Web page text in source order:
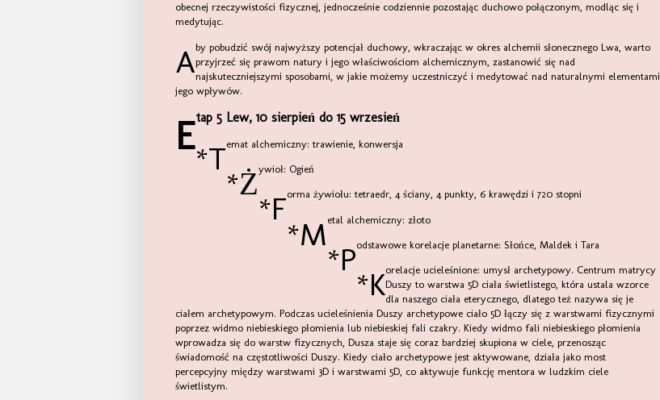
obecnej rzeczywistości fizycznej, jednocześnie codziennie pozostając duchowo połączonym, modląc się i
medytując.
Aby pobudzić swój najwyższy potencjał duchowy, wkraczając w okres alchemii słonecznego Lwa, wartoprzyjrzeć się prawom natury i jego właściwościom alchemicznym, zastanowić się nad
najskuteczniejszymi sposobami, w jakie możemy uczestniczyć i medytować nad naturalnymi elementami
jego wpływów.
Etap 5 Lew, 10 sierpień do 15 wrzesień
*Temat alchemiczny: trawienie, konwersja
*Żywioł: Ogień
*Forma żywiołu: tetraedr, 4 ściany, 4 punkty, 6 krawędzi i 720 stopni
*Metal alchemiczny: złoto
*Podstawowe korelacje planetarne: Słońce, Maldek i Tara
*Korelacje ucieleśnione: umysł archetypowy. Centrum matrycyDuszy to warstwa 5D ciała świetlistego, która ustala wzorce
dla naszego ciała eterycznego, dlatego też nazywa się je
ciałem archetypowym. Podczas ucieleśnienia Duszy archetypowe ciało 5D łączy się z warstwami fizycznymi
poprzez widmo niebieskiego płomienia lub niebieskiej fali czakry. Kiedy widmo fali niebieskiego płomienia
wprowadza się do warstw fizycznych, Dusza staje się coraz bardziej skupiona w ciele, przenosząc
świadomość na częstotliwości Duszy. Kiedy ciało archetypowe jest aktywowane, działa jako most
percepcyjny między warstwami 3D i warstwami 5D, co aktywuje funkcję mentora w ludzkim ciele
świetlistym.